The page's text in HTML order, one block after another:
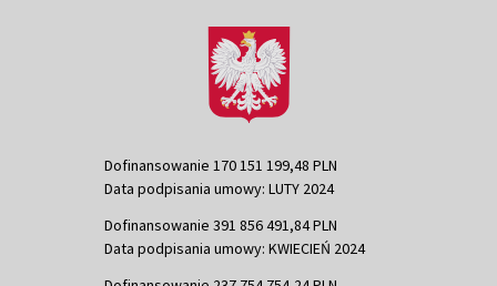
Dofinansowanie 170 151 199,48 PLN
Data podpisania umowy: LUTY 2024
Dofinansowanie 391 856 491,84 PLN
Data podpisania umowy: KWIECIEŃ 2024